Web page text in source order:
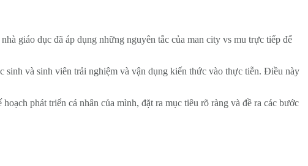
giáo dục đã áp dụng những nguyên tắc của man city vs mu trực tiếp để
và sinh viên trải nghiệm và vận dụng kiến thức vào thực tiễn. Điều này
phát triển cá nhân của mình, đặt ra mục tiêu rõ ràng và đề ra các bước